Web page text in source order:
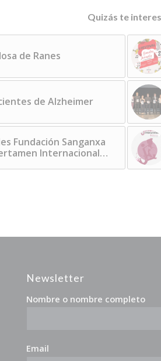
Quizás te
de Ranes
de Alzheimer
Fundación Sanganxa
Internacional…
Newsletter
Nombre o nombre completo
Email